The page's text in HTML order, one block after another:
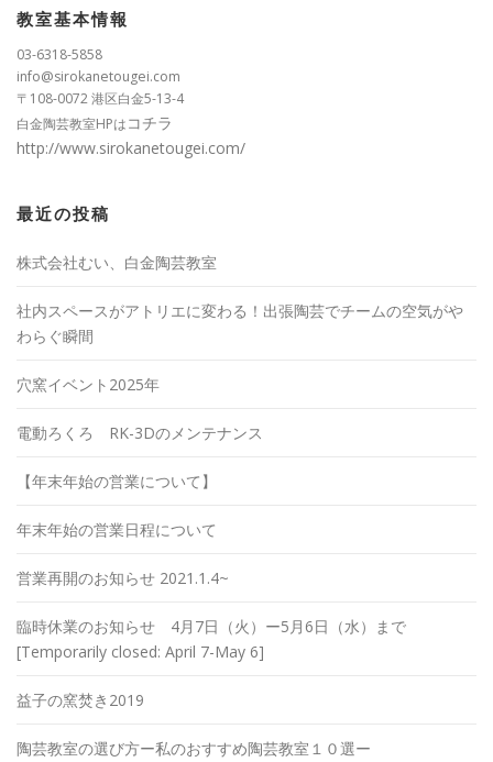
教室基本情報
03-6318-5858
info@sirokanetougei.com
〒108-0072 港区白金5-13-4
白金陶芸教室HPはコチラ
http://www.sirokanetougei.com/
最近の投稿
株式会社むい、白金陶芸教室
社内スペースがアトリエに変わる！出張陶芸でチームの空気がや
わらぐ瞬間
穴窯イベント2025年
電動ろくろ RK-3Dのメンテナンス
【年末年始の営業について】
年末年始の営業日程について
営業再開のお知らせ 2021.1.4~
臨時休業のお知らせ 4月7日（火）ー5月6日（水）まで
[Temporarily closed: April 7-May 6]
益子の窯焚き2019
陶芸教室の選び方ー私のおすすめ陶芸教室１０選ー